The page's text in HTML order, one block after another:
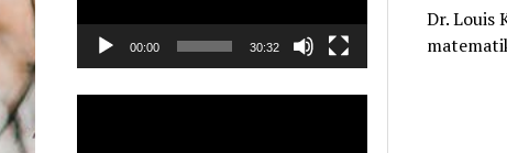
00:00 30:32
Dr. Louis